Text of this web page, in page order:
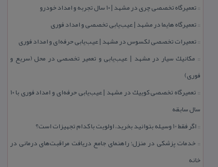
:: تعمیرگاه تخصصی چری در مشهد | ۱۰ سال تجربه و امداد خودرو
:: تعمیرگاه هایما در مشهد | عیب‌یابی تخصصی و امداد فوری
:: تعمیرات تخصصی لكسوس در مشهد | عیب‌یابی حرفه‌ای و امداد فوری
:: مكانیك سیار در مشهد | عیب‌یابی و تعمیر تخصصی در محل (سریع و
فوری)
::
تعمیرگاه تخصصی كوییك در مشهد | عیب‌یابی حرفه‌ای و امداد فوری با ۱۰
سال سابقه
:: اگر فقط 10 وسیله بتوانید بخرید، اولویت با كدام تجهیزات است؟
:: خدمات پزشكی در منزل؛ راهنمای جامع دریافت مراقبت‌های درمانی در
خانه